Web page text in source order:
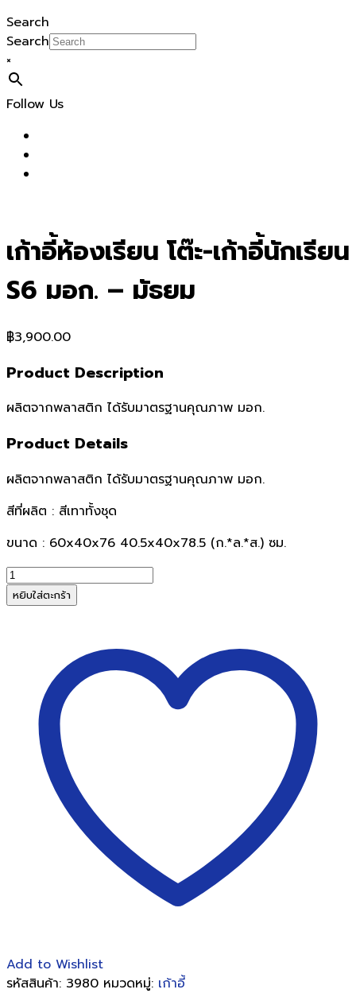
Search
Search
×
Follow Us
เก้าอี้ห้องเรียน โต๊ะ-เก้าอี้นักเรียน
S6 มอก. – มัธยม
฿3,900.00
Product Description
ผลิตจากพลาสติก ได้รับมาตรฐานคุณภาพ มอก.
Product Details
ผลิตจากพลาสติก ได้รับมาตรฐานคุณภาพ มอก.
สีที่ผลิต : สีเทาทั้งชุด
ขนาด : 60x40x76 40.5x40x78.5 (ก.*ล.*ส.) ซม.
จำนวน
เก้าอี้
ห้องเรียน
หยิบใส่ตะกร้า
Add to Wishlist
รหัสสินค้า: 3980 หมวดหมู่: เก้าอี้